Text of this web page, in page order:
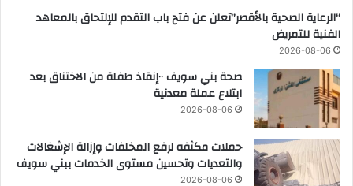
“الرعاية الصحية بالأقصر”تعلن عن فتح باب التقدم للإلتحاق بالمعاهد
الفنية للتمريض
2026-08-06
صحة بني سويف ٠٠إنقاذ طفلة من الاختناق بعد
ابتلاع عملة معدنية
2026-08-06
حملات مكثفه لرفع المخلفات وإزالة الإشغالات
والتعديات وتحسين مستوى الخدمات ببني سويف
2026-08-06